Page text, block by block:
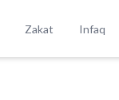
Zakat Infaq